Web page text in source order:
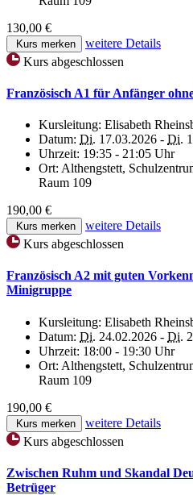
130,00 €
Kurs merken
weitere Details
Kurs abgeschlossen
Französisch A1 für Anfänger
Kursleitung: Elisabeth
Datum: Di. 17.03.2026 - Di.
Uhrzeit: 19:35 - 21:05 Uhr
Ort: Althengstett,
Raum 109
190,00 €
Kurs merken
weitere Details
Kurs abgeschlossen
Französisch A2 mit guten
Minigruppe
Kursleitung: Elisabeth
Datum: Di. 24.02.2026 - Di.
Uhrzeit: 18:00 - 19:30 Uhr
Ort: Althengstett,
Raum 109
190,00 €
Kurs merken
weitere Details
Kurs abgeschlossen
Zwischen Ruhm und Skandal
Betrüger